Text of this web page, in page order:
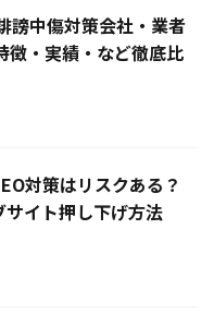
謗中傷対策会社・業者
徴・実績・など徹底比
対策はリスクある？
イト押し下げ方法